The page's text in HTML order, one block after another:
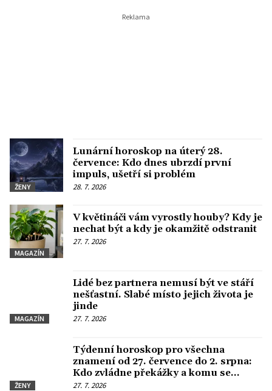
ŽENY
Lunární horoskop na úterý 28.
července: Kdo dnes ubrzdí první
impuls, ušetří si problém
28. 7. 2026
MAGAZÍN
V květináči vám vyrostly houby? Kdy je
nechat být a kdy je okamžitě odstranit
27. 7. 2026
MAGAZÍN
Lidé bez partnera nemusí být ve stáří
nešťastní. Slabé místo jejich života je
jinde
27. 7. 2026
ŽENY
Týdenní horoskop pro všechna
znamení od 27. července do 2. srpna:
Kdo zvládne překážky a komu se
otevře nová cesta
27. 7. 2026